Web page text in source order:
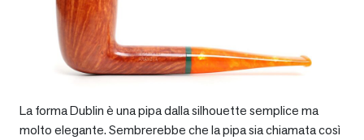
La forma Dublin è una pipa dalla silhouette semplice ma
molto elegante. Sembrerebbe che la pipa sia chiamata così